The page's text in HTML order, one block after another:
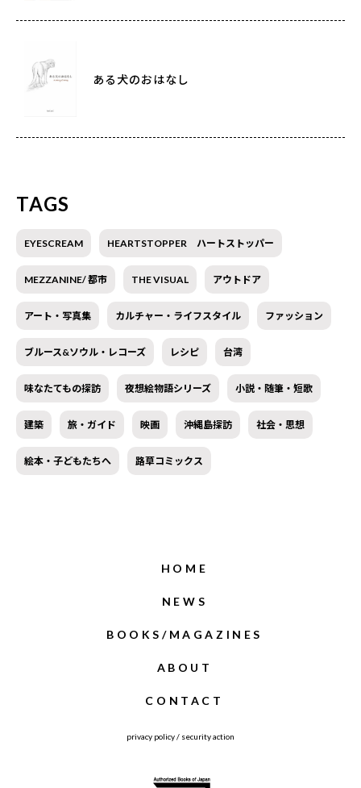
ある犬のおはなし
TAGS
EYESCREAM HEARTSTOPPER ハートストッパー
MEZZANINE/ 都市 THE VISUAL アウトドア
アート・写真集 カルチャー・ライフスタイル ファッション
ブルース&ソウル・レコーズ レシピ 台湾
味なたてもの探訪 夜想絵物語シリーズ 小説・随筆・短歌
建築 旅・ガイド 映画 沖縄島探訪 社会・思想
絵本・子どもたちへ 路草コミックス
HOME
NEWS
BOOKS/MAGAZINES
ABOUT
CONTACT
privacy policy/ security action